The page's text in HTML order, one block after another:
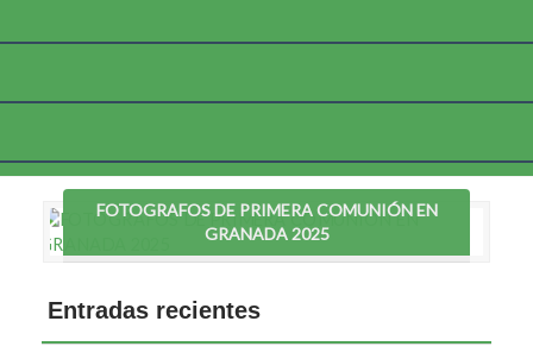
FOTOGRAFOS DE PRIMERA COMUNIÓN EN
GRANADA 2025
Entradas recientes